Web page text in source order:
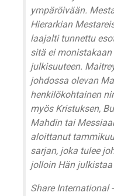
ympäröivään.
Hierarkian
laajalti tunnettu
sitä ei
julkisuuteen.
johdossa olevan
henkilökohtainen
myös Kristuksen,
Mahdin tai
aloittanut
sarjan, joka tulee
jolloin Hän
Share International